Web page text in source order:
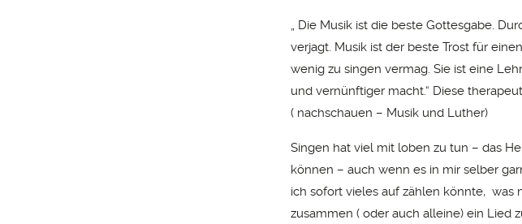
„ Die Musik ist die beste Gottesgabe.
verjagt. Musik ist der beste Trost für
wenig zu singen vermag. Sie ist eine
und vernünftiger macht.“ Diese
( nachschauen – Musik und Luther)
Singen hat viel mit loben zu tun – das
können – auch wenn es in mir selber
ich sofort vieles auf zählen könnte, was
zusammen ( oder auch alleine) ein Lied